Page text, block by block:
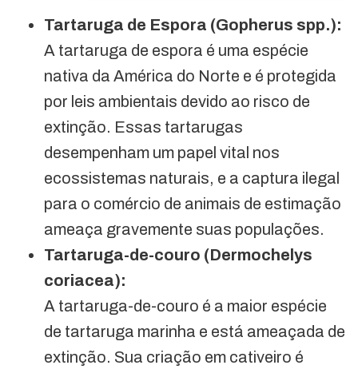
Tartaruga de Espora (Gopherus spp.):
A tartaruga de espora é uma espécie
nativa da América do Norte e é protegida
por leis ambientais devido ao risco de
extinção. Essas tartarugas
desempenham um papel vital nos
ecossistemas naturais, e a captura ilegal
para o comércio de animais de estimação
ameaça gravemente suas populações.
Tartaruga-de-couro (Dermochelys
coriacea):
A tartaruga-de-couro é a maior espécie
de tartaruga marinha e está ameaçada de
extinção. Sua criação em cativeiro é